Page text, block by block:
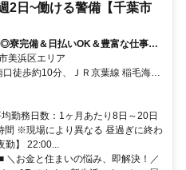
2日~働ける警備【千葉市
寮完備＆日払いOK＆豊富な仕事量
証
美浜区エリア
徒歩約10分、ＪＲ京葉線 稲毛海岸
稲毛徒歩約31分 千葉県千葉市美浜
駅、検見川浜駅、幕張豊砂駅、京成
勤務日数：1ヶ月あたり8日～20日
間 ※現場により異なる 昼過ぎに終わ
勤】 22:00...
＼お金と住まいの悩み、即解決！／